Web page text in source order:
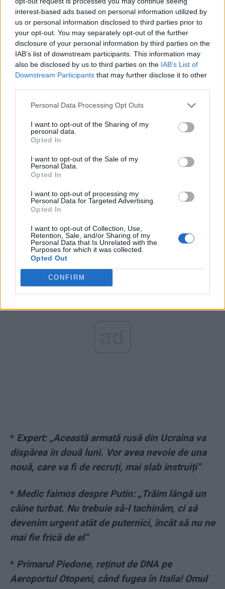
interest-based ads based on personal information utilized by
us or personal information disclosed to third parties prior to
your opt-out. You may separately opt-out of the further
disclosure of your personal information by third parties on the
IAB’s list of downstream participants. This information may
also be disclosed by us to third parties on the IAB’s List of
Downstream Participants that may further disclose it to other
Personal Data Processing Opt Outs
I want to opt-out of the Sharing of my
personal data.
Opted In
I want to opt-out of the Sale of my
Personal Data.
Opted In
I want to opt-out of processing my
Personal Data for Targeted Advertising.
Opted In
I want to opt-out of Collection, Use,
Retention, Sale, and/or Sharing of my
Personal Data that Is Unrelated with the
Purposes for which it was collected.
Opted Out
CONFIRM
ruși conduși de generalul Razgonov, venit în
2019 și pus consilier al președintelui
separatiștilor
*Pravda: „România și Polonia, primele
candidate pentru loviturile cu rachete Kalibr.
supraviețui fizic și mental”
Fiul apără Ucraina. Tatăl, decorat de
Rusia pentru teroarea din Donbass.
Povestea sfâșietoare a unei familii rupte
Serviciile secrete occidentale știu în ce
buncăr se află Putin! Tiranul rus va fi distrus
dacă va ordona un atac nuclear
* Expert: „Această armată rusă din Ucraina va
dispărea în două luni. Vor avea nevoie de una
nouă, care va fi de recruți, mai slab instruiți”
* Medic faimos despre Putin: „Trăim lângă un
câine turbat. Nu trebuie să-l tachinăm, ci să
devenim urgent atât de puternici, încât să nu ne
mai fie frică de el”
* Primarul Piedone, reținut de DNA pe
Aeroportul Otopeni, când fugea în Italia! Omul